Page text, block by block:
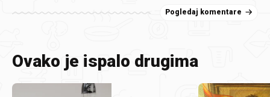
Pogledaj komentare
Ovako je ispalo drugima